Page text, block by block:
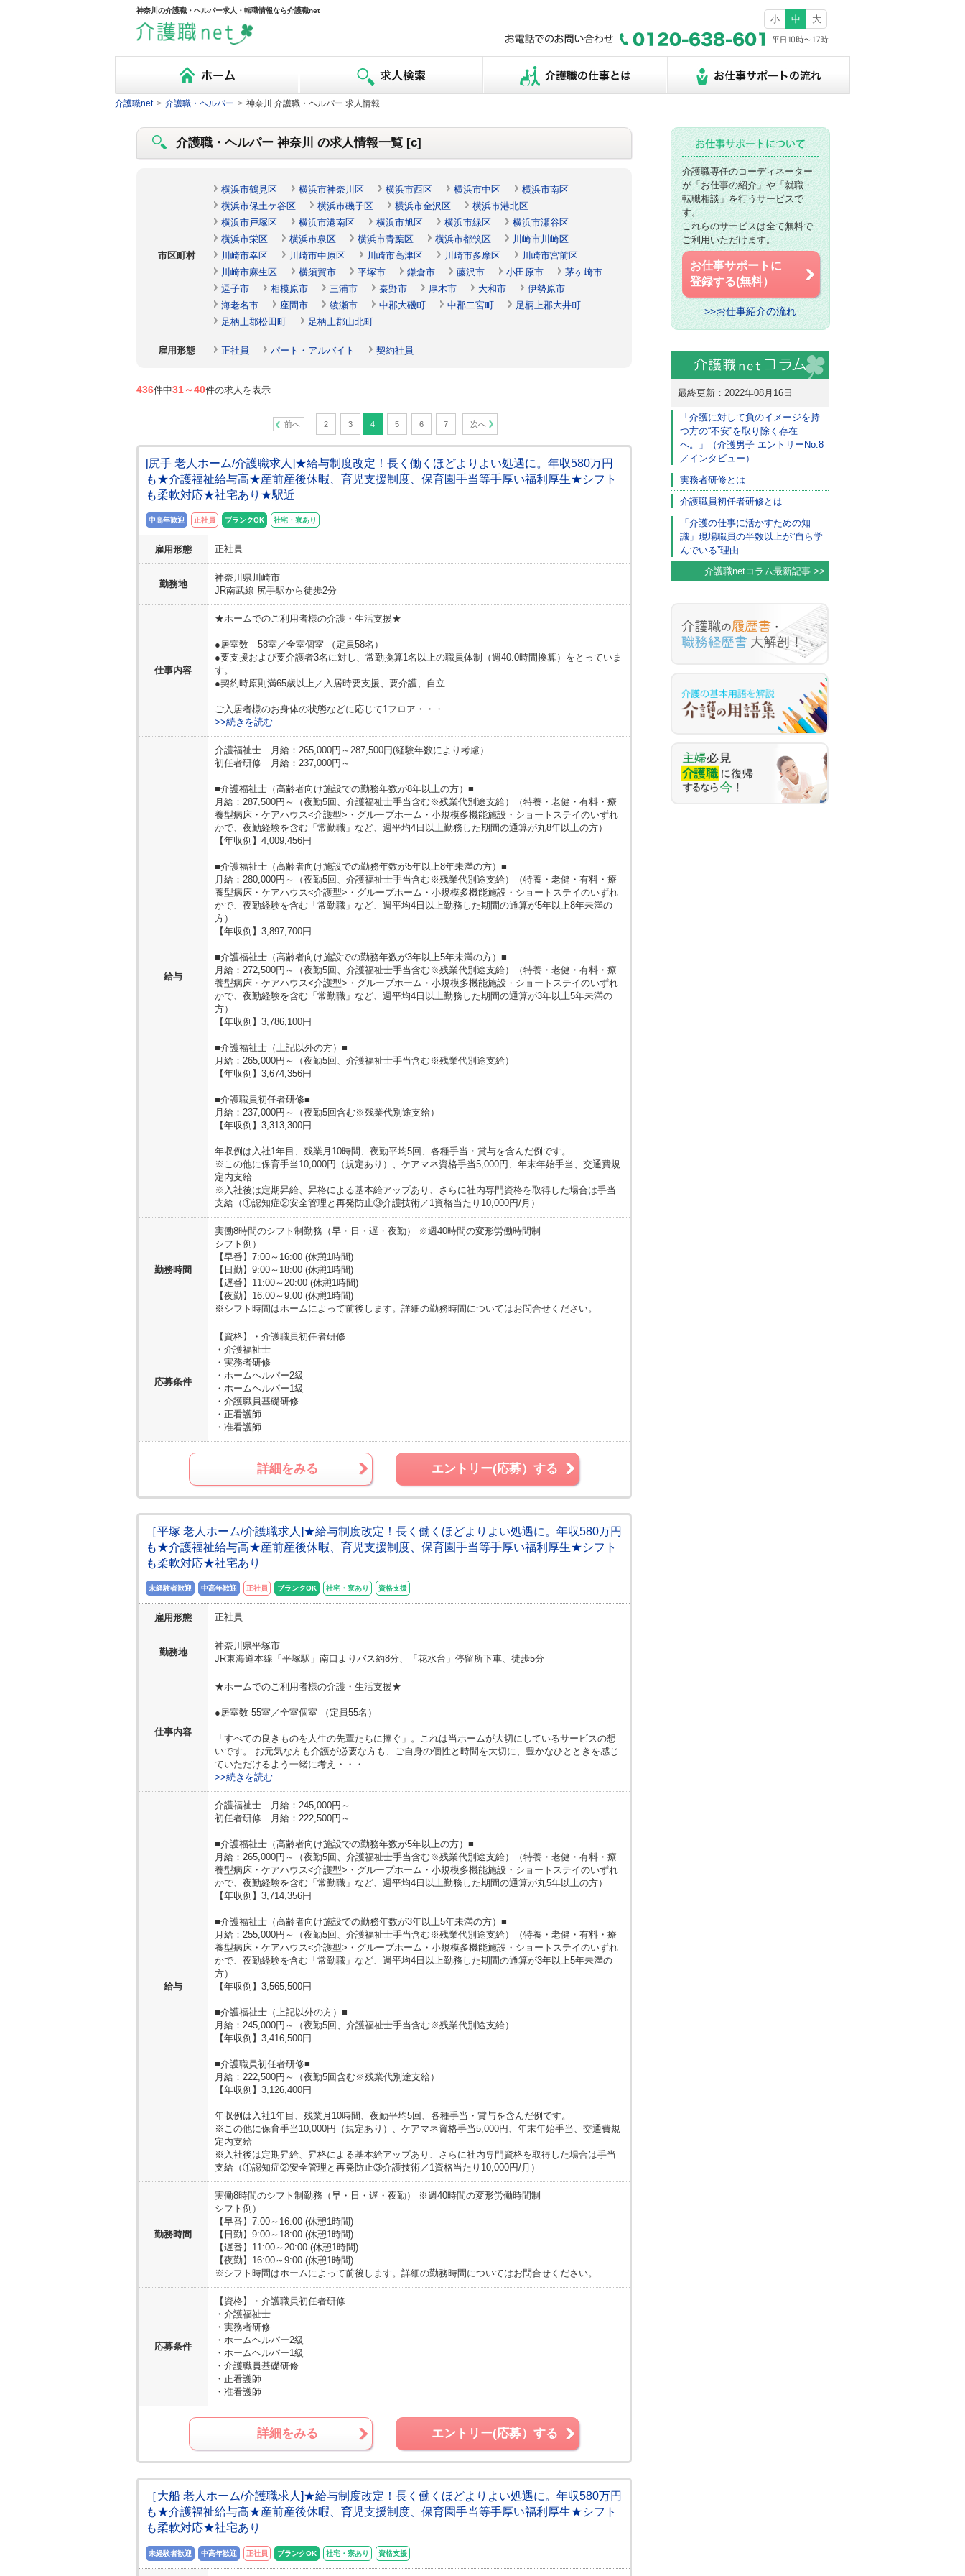
神奈川の介護職・ヘルパー求人・転職情報なら介護職net
小 中 大
介護職net > 介護職・ヘルパー > 神奈川 介護職・ヘルパー 求人情報
介護職・ヘルパー 神奈川 の求人情報一覧 [c]
市区町村
横浜市鶴見区 横浜市神奈川区 横浜市西区 横浜市中区
横浜市南区
横浜市保土ケ谷区
横浜市磯子区 横浜市金沢区
横浜市港北区
横浜市戸塚区
横浜市港南区 横浜市旭区 横浜市緑区
横浜市瀬谷区
横浜市栄区
横浜市泉区 横浜市青葉区 横浜市都筑区
川崎市川崎区
川崎市幸区
川崎市中原区 川崎市高津区 川崎市多摩区
川崎市宮前区
川崎市麻生区
横須賀市 平塚市 鎌倉市 藤沢市 小田原市
茅ヶ崎市
逗子市
相模原市 三浦市 秦野市 厚木市 大和市
伊勢原市
海老名市
座間市 綾瀬市 中郡大磯町 中郡二宮町
足柄上郡大井町
足柄上郡松田町
足柄上郡山北町
雇用形態 正社員 パート・アルバイト 契約社員
436件中31～40件の求人を表示
前へ 2 3 4 5 6 7 次へ
[尻手 老人ホーム/介護職求人]★給与制度改定！長く働くほどよりよい処遇に。年収580万円
も★介護福祉給与高★産前産後休暇、育児支援制度、保育園手当等手厚い福利厚生★シフト
も柔軟対応★社宅あり★駅近
中高年歓迎 正社員 ブランクOK 社宅・寮あり
雇用形態 正社員
勤務地
神奈川県 川崎市
JR南武線 尻手駅から徒歩2分
仕事内容
★ホームでのご利用者様の介護・生活支援★
●居室数 58室／全室個室 （定員58名）
●要支援および要介護者3名に対し、常勤換算1名以上の職員体制（週40.0時間換算）をとっていま
す。
●契約時原則満65歳以上／入居時要支援、要介護、自立
ご入居者様のお身体の状態などに応じて1フロア・・・
>>続きを読む
給与
介護福祉士 月給：265,000円～287,500円(経験年数により考慮）
初任者研修 月給：237,000円～
■介護福祉士（高齢者向け施設での勤務年数が8年以上の方）■
月給：287,500円～（夜勤5回、介護福祉士手当含む※残業代別途支給）（特養・老健・有料・療
養型病床・ケアハウス<介護型>・グループホーム・小規模多機能施設・ショートステイのいずれ
かで、夜勤経験を含む「常勤職」など、週平均4日以上勤務した期間の通算が丸8年以上の方）
【年収例】4,009,456円
■介護福祉士（高齢者向け施設での勤務年数が5年以上8年未満の方）■
月給：280,000円～（夜勤5回、介護福祉士手当含む※残業代別途支給）（特養・老健・有料・療
養型病床・ケアハウス<介護型>・グループホーム・小規模多機能施設・ショートステイのいずれ
かで、夜勤経験を含む「常勤職」など、週平均4日以上勤務した期間の通算が5年以上8年未満の
方）
【年収例】3,897,700円
■介護福祉士（高齢者向け施設での勤務年数が3年以上5年未満の方）■
月給：272,500円～（夜勤5回、介護福祉士手当含む※残業代別途支給）（特養・老健・有料・療
養型病床・ケアハウス<介護型>・グループホーム・小規模多機能施設・ショートステイのいずれ
かで、夜勤経験を含む「常勤職」など、週平均4日以上勤務した期間の通算が3年以上5年未満の
方）
【年収例】3,786,100円
■介護福祉士（上記以外の方）■
月給：265,000円～（夜勤5回、介護福祉士手当含む※残業代別途支給）
【年収例】3,674,356円
■介護職員初任者研修■
月給：237,000円～（夜勤5回含む※残業代別途支給）
【年収例】3,313,300円
年収例は入社1年目、残業月10時間、夜勤平均5回、各種手当・賞与を含んだ例です。
※この他に保育手当10,000円（規定あり）、ケアマネ資格手当5,000円、年末年始手当、交通費規
定内支給
※入社後は定期昇給、昇格による基本給アップあり、さらに社内専門資格を取得した場合は手当
支給（①認知症②安全管理と再発防止③介護技術／1資格当たり10,000円/月）
勤務時間
実働8時間のシフト制勤務（早・日・遅・夜勤） ※週40時間の変形労働時間制
シフト例）
【早番】7:00～16:00 (休憩1時間)
【日勤】9:00～18:00 (休憩1時間)
【遅番】11:00～20:00 (休憩1時間)
【夜勤】16:00～9:00 (休憩1時間)
※シフト時間はホームによって前後します。詳細の勤務時間についてはお問合せください。
応募条件
【資格】
・介護職員初任者研修
・介護福祉士
・実務者研修
・ホームヘルパー2級
・ホームヘルパー1級
・介護職員基礎研修
・正看護師
・准看護師
詳細をみる エントリー(応募）する
［平塚 老人ホーム/介護職求人]★給与制度改定！長く働くほどよりよい処遇に。年収580万円
も★介護福祉給与高★産前産後休暇、育児支援制度、保育園手当等手厚い福利厚生★シフト
も柔軟対応★社宅あり
未経験者歓迎 中高年歓迎 正社員 ブランクOK 社宅・寮あり 資格支援
雇用形態 正社員
勤務地
神奈川県平塚市
JR東海道本線「平塚駅」南口よりバス約8分、「花水台」停留所下車、徒歩5分
仕事内容
★ホームでのご利用者様の介護・生活支援★
●居室数 55室／全室個室 （定員55名）
「すべての良きものを人生の先輩たちに捧ぐ」。これは当ホームが大切にしているサービスの想
いです。 お元気な方も介護が必要な方も、ご自身の個性と時間を大切に、豊かなひとときを感じ
ていただけるよう一緒に考え・・・
>>続きを読む
給与
介護福祉士 月給：245,000円～
初任者研修 月給：222,500円～
■介護福祉士（高齢者向け施設での勤務年数が5年以上の方）■
月給：265,000円～（夜勤5回、介護福祉士手当含む※残業代別途支給）（特養・老健・有料・療
養型病床・ケアハウス<介護型>・グループホーム・小規模多機能施設・ショートステイのいずれ
かで、夜勤経験を含む「常勤職」など、週平均4日以上勤務した期間の通算が丸5年以上の方）
【年収例】3,714,356円
■介護福祉士（高齢者向け施設での勤務年数が3年以上5年未満の方）■
月給：255,000円～（夜勤5回、介護福祉士手当含む※残業代別途支給）（特養・老健・有料・療
養型病床・ケアハウス<介護型>・グループホーム・小規模多機能施設・ショートステイのいずれ
かで、夜勤経験を含む「常勤職」など、週平均4日以上勤務した期間の通算が3年以上5年未満の
方）
【年収例】3,565,500円
■介護福祉士（上記以外の方）■
月給：245,000円～（夜勤5回、介護福祉士手当含む※残業代別途支給）
【年収例】3,416,500円
■介護職員初任者研修■
月給：222,500円～（夜勤5回含む※残業代別途支給）
【年収例】3,126,400円
年収例は入社1年目、残業月10時間、夜勤平均5回、各種手当・賞与を含んだ例です。
※この他に保育手当10,000円（規定あり）、ケアマネ資格手当5,000円、年末年始手当、交通費規
定内支給
※入社後は定期昇給、昇格による基本給アップあり、さらに社内専門資格を取得した場合は手当
支給（①認知症②安全管理と再発防止③介護技術／1資格当たり10,000円/月）
勤務時間
実働8時間のシフト制勤務（早・日・遅・夜勤） ※週40時間の変形労働時間制
シフト例）
【早番】7:00～16:00 (休憩1時間)
【日勤】9:00～18:00 (休憩1時間)
【遅番】11:00～20:00 (休憩1時間)
【夜勤】16:00～9:00 (休憩1時間)
※シフト時間はホームによって前後します。詳細の勤務時間についてはお問合せください。
応募条件
【資格】
・介護職員初任者研修
・介護福祉士
・実務者研修
・ホームヘルパー2級
・ホームヘルパー1級
・介護職員基礎研修
・正看護師
・准看護師
詳細をみる エントリー(応募）する
［大船 老人ホーム/介護職求人]★給与制度改定！長く働くほどよりよい処遇に。年収580万円
も★介護福祉給与高★産前産後休暇、育児支援制度、保育園手当等手厚い福利厚生★シフト
も柔軟対応★社宅あり
未経験者歓迎 中高年歓迎 正社員 ブランクOK 社宅・寮あり 資格支援
介護職専任のコーディネーター
が「お仕事の紹介」や「就職・
転職相談」を行うサービスで
す。
これらのサービスは全て無料で
ご利用いただけます。
お仕事サポートに
登録する(無料）
>>お仕事紹介の流れ
最終更新：2022年08月16日
「介護に対して負のイメージを持
つ方の“不安”を取り除く存在
へ。」（介護男子 エントリーNo.8
／インタビュー）
実務者研修とは
介護職員初任者研修とは
「介護の仕事に活かすための知
識」現場職員の半数以上が”自ら学
んでいる”理由
介護職netコラム最新記事 >>